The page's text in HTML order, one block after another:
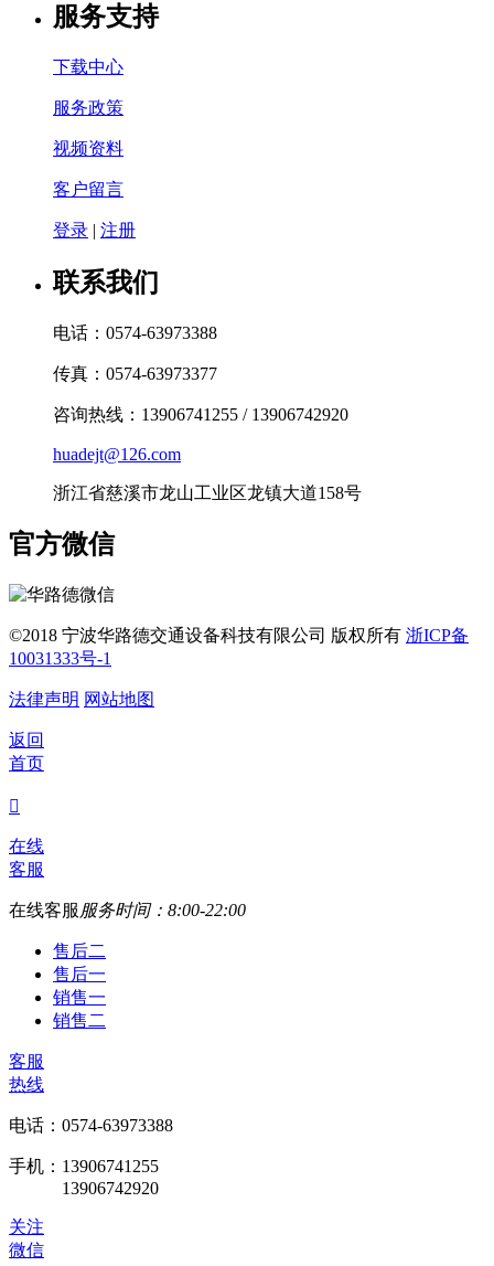
服务支持
下载中心
服务政策
视频资料
客户留言
登录 | 注册
联系我们
电话：0574-63973388
传真：0574-63973377
咨询热线：13906741255 / 13906742920
huadejt@126.com
浙江省慈溪市龙山工业区龙镇大道158号
官方微信
©2018 宁波华路德交通设备科技有限公司 版权所有 浙ICP备
10031333号-1
法律声明 网站地图
返回
首页

在线
客服
在线客服 服务时间：8:00-22:00
售后二
售后一
销售一
销售二
客服
热线
电话：0574-63973388
手机：13906741255
13906742920
关注
微信